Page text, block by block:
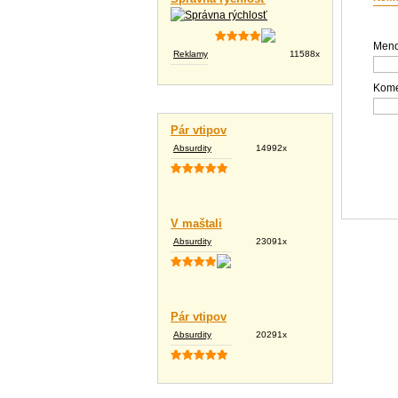
Reklamy 11588x
Pár vtipov
Absurdity 14992x
V maštali
Absurdity 23091x
Pár vtipov
Absurdity 20291x